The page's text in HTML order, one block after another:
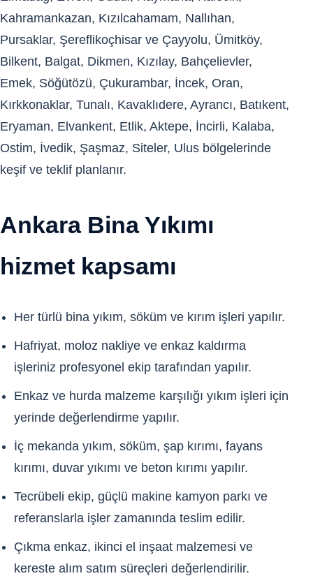
Kahramankazan, Kızılcahamam, Nallıhan,
Pursaklar, Şereflikoçhisar ve Çayyolu, Ümitköy,
Bilkent, Balgat, Dikmen, Kızılay, Bahçelievler,
Emek, Söğütözü, Çukurambar, İncek, Oran,
Kırkkonaklar, Tunalı, Kavaklıdere, Ayrancı, Batıkent,
Eryaman, Elvankent, Etlik, Aktepe, İncirli, Kalaba,
Ostim, İvedik, Şaşmaz, Siteler, Ulus bölgelerinde
keşif ve teklif planlanır.
Ankara Bina Yıkımı
hizmet kapsamı
Her türlü bina yıkım, söküm ve kırım işleri yapılır.
Hafriyat, moloz nakliye ve enkaz kaldırma
işleriniz profesyonel ekip tarafından yapılır.
Enkaz ve hurda malzeme karşılığı yıkım işleri için
yerinde değerlendirme yapılır.
İç mekanda yıkım, söküm, şap kırımı, fayans
kırımı, duvar yıkımı ve beton kırımı yapılır.
Tecrübeli ekip, güçlü makine kamyon parkı ve
referanslarla işler zamanında teslim edilir.
Çıkma enkaz, ikinci el inşaat malzemesi ve
kereste alım satım süreçleri değerlendirilir.